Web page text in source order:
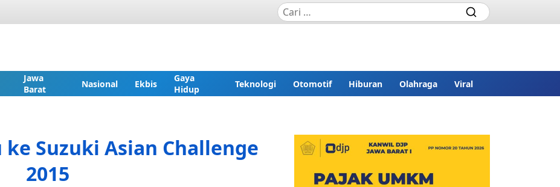
Jawa
Barat
Nasional Ekbis
Gaya
Hidup
Teknologi Otomotif Hiburan Olahraga Viral
Suzuki Asian Challenge
2015